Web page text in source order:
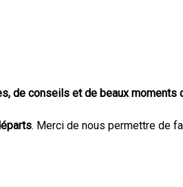
de conseils et de beaux moments
. Merci de nous permettre de